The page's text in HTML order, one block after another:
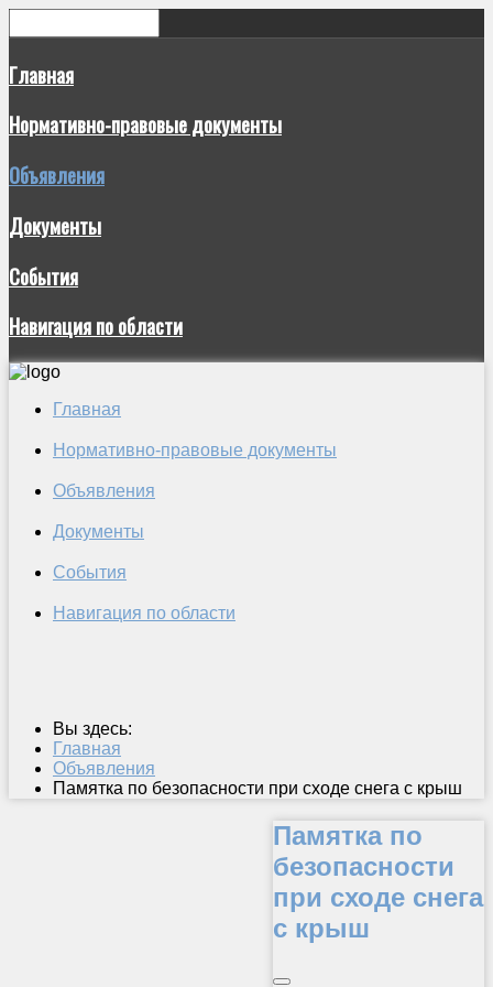
Главная
Нормативно-правовые документы
Объявления
Документы
События
Навигация по области
Главная
Нормативно-правовые документы
Объявления
Документы
События
Навигация по области
Вы здесь:
Главная
Объявления
Памятка по безопасности при сходе снега с крыш
Памятка по
безопасности
при сходе снега
с крыш